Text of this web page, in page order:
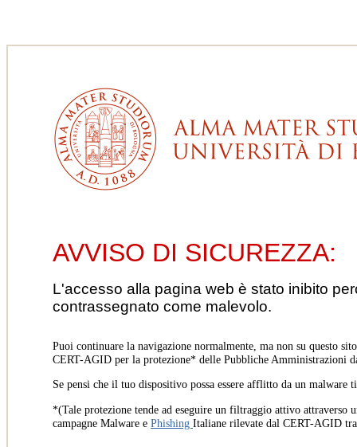
AVVISO DI SICUREZZA:
L'accesso alla pagina web è stato inibito
contrassegnato come malevolo.
Puoi continuare la navigazione normalmente, ma non su questo
CERT-AGID per la protezione* delle Pubbliche Amministrazioni
Se pensi che il tuo dispositivo possa essere afflitto da un
*(Tale protezione tende ad eseguire un filtraggio attivo
campagne Malware e Phishing Italiane rilevate dal CERT-AGID